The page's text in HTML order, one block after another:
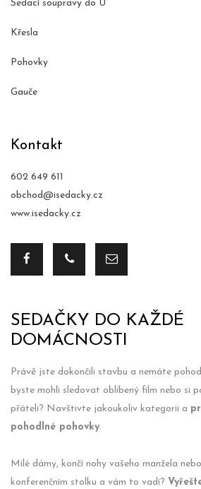
Sedací soupravy do U
Křesla
Pohovky
Gauče
Kontakt
602 649 611
obchod@isedacky.cz
www.isedacky.cz
SEDAČKY DO KAŽDÉ
DOMÁCNOSTI
Právě jste dokončili stavbu a nemáte
byste mohli sledovat oblíbený film nebo si
přáteli? Navštivte jakoukoliv kategorii a
pohodlné pohovky.
Milé dámy, končí nohy vašeho manžela
konferenčním stolku a vám to vadí?